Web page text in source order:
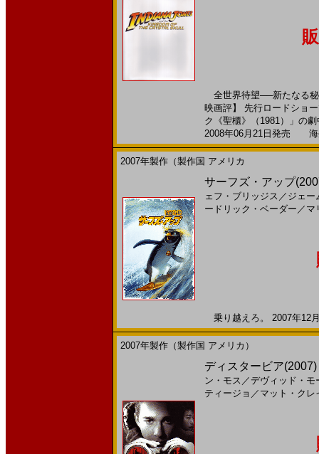
全世界待望──新たなる秘
映画評】 先行ロードショ
ク《聖櫃》（1981）」の
2008年06月21日発売 海
2007年製作（製作国 アメリカ
サーフズ・アップ
ェフ・ブリッジス ／ ジェー
ードリック・ベーダー ／ マ
乗り越えろ。 2007年
2007年製作（製作国 アメリカ）
ディスタービア
ン・モス ／デヴィッド・モ
ティージョ ／ マット・クレ